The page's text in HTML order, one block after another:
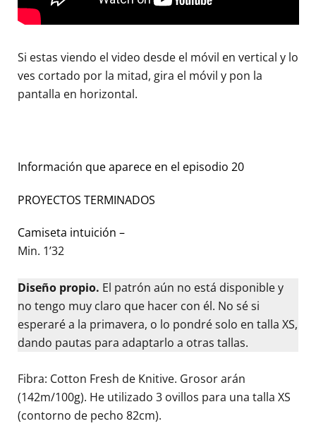
Si estas viendo el video desde el móvil en vertical y lo
ves cortado por la mitad, gira el móvil y pon la
pantalla en horizontal.
Información que aparece en el episodio 20
PROYECTOS TERMINADOS
Camiseta intuición –
Min. 1’32
Diseño propio. El patrón aún no está disponible y
no tengo muy claro que hacer con él. No sé si
esperaré a la primavera, o lo pondré solo en talla XS,
dando pautas para adaptarlo a otras tallas.
Fibra: Cotton Fresh de Knitive. Grosor arán
(142m/100g). He utilizado 3 ovillos para una talla XS
(contorno de pecho 82cm).